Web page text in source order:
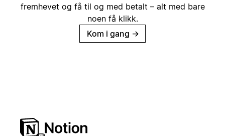
fremhevet og få til og med betalt – alt med bare
noen få klikk.
Kom i gang →